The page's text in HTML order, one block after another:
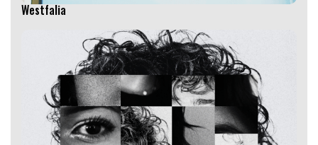
Westfalia